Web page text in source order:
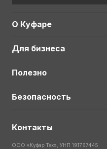
О Куфаре
Для бизнеса
Полезно
Безопасность
Контакты
ООО «Куфар Тех», УНП 191767445